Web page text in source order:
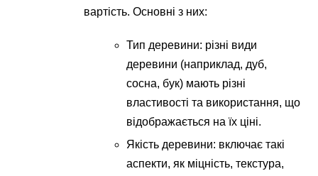
вартість. Основні з них:
Тип деревини: різні види
деревини (наприклад, дуб,
сосна, бук) мають різні
властивості та використання, що
відображається на їх ціні.
Якість деревини: включає такі
аспекти, як міцність, текстура,